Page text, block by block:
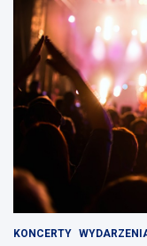
KONCERTY